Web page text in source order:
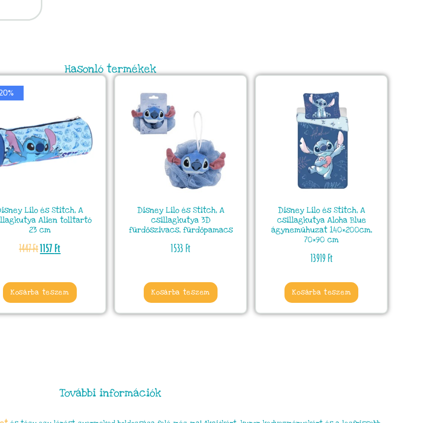
Hasonló termékek
Lilo és Stitch, A
Alien tolltartó
23 cm
1447Ft1157Ft
Kosárba teszem
Disney Lilo és Stitch, A
csillagkutya 3D
fürdőszivacs, fürdőpamacs
1533Ft
Kosárba teszem
Disney Lilo és Stitch, A
csillagkutya Aloha Blue
ágyneműhuzat 140×200cm,
70×90 cm
13919Ft
Kosárba teszem
További információk